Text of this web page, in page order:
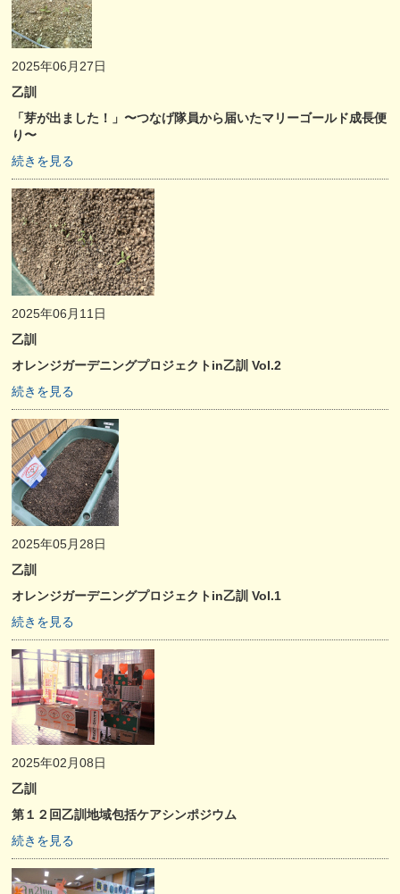
2025年06月27日
乙訓
「芽が出ました！」〜つなげ隊員から届いたマリーゴールド成長便
り〜
続きを見る
2025年06月11日
乙訓
オレンジガーデニングプロジェクトin乙訓 Vol.2
続きを見る
2025年05月28日
乙訓
オレンジガーデニングプロジェクトin乙訓 Vol.1
続きを見る
2025年02月08日
乙訓
第１２回乙訓地域包括ケアシンポジウム
続きを見る